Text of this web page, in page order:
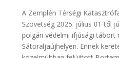
A Zemplén Térségi
Szövetség 2025. július 01-től
polgári védelmi ifjúsági tábort
Sátoraljaújhelyen. Ennek